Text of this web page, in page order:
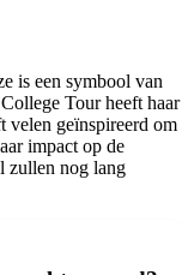
is een symbool van
Tour heeft haar
velen geïnspireerd om
impact op de
zullen nog lang